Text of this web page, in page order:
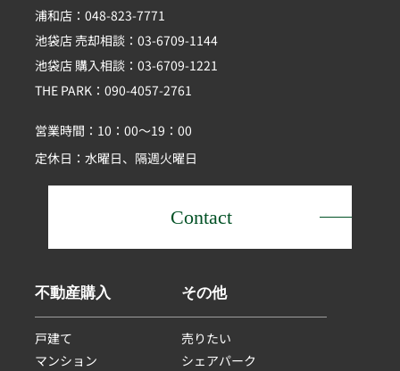
浦和店：048-823-7771
池袋店 売却相談：03-6709-1144
池袋店 購入相談：03-6709-1221
THE PARK：090-4057-2761
営業時間：10：00～19：00
定休日：水曜日、隔週火曜日
Contact
不動産購入
戸建て
マンション
その他
売りたい
シェアパーク